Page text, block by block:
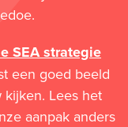
SEA strategie
een goed beeld
Lees het
aanpak anders